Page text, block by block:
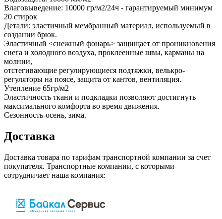
Влаговыведение: 10000 гр/м2/24ч - гарантируемый минимум
20 стирок
Детали: эластичный мембранный материал, используемый в
создании брюк.
Эластичный <снежный фонарь> защищает от проникновения
снега и холодного воздуха, проклеенные швы, карманы на
молнии,
отстегивающие регулирующиеся подтяжки, велькро-
регуляторы на поясе, защита от кантов, вентиляция.
Утепление 65гр/м2
Эластичность ткани и подкладки позволяют достигнуть
максимального комфорта во время движения.
Сезонность-осень, зима.
Доставка
Доставка товара по тарифам транспортной компании за счет
покупателя. Транспортные компании, с которыми
сотрудничает наша компания: